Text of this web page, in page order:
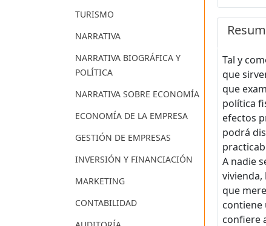
TURISMO
NARRATIVA
NARRATIVA BIOGRÁFICA Y
POLÍTICA
NARRATIVA SOBRE ECONOMÍA
ECONOMÍA DE LA EMPRESA
GESTIÓN DE EMPRESAS
INVERSIÓN Y FINANCIACIÓN
MARKETING
CONTABILIDAD
Tal y
que
que
política
efectos
podrá
A nadie
que
contiene
confiere